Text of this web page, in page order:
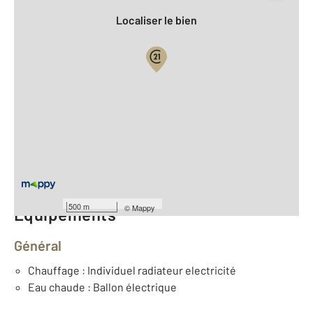
500 m ©Mappy
Localiser le bien
Équipements
Général
Chauffage : Individuel radiateur electricité
Eau chaude : Ballon électrique